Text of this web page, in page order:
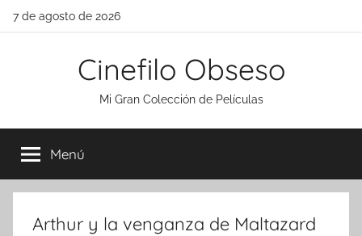
Saltar
7 de agosto de 2026
Cinefilo Obseso
Mi Gran Colección de Películas
Menú
Arthur y la venganza de Maltazard